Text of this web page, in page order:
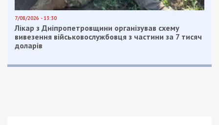
Формируем печеньки, как вам нравится:
можно просто брать, делать шарики,
потом слегка прижать. Можно
распределить на разделочной доске
или пергаменте в лист, из которого